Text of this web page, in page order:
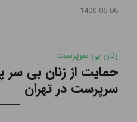
1400-06-06
زنان بی سرپرست
حمایت از زنان بی
سرپرست در تهران